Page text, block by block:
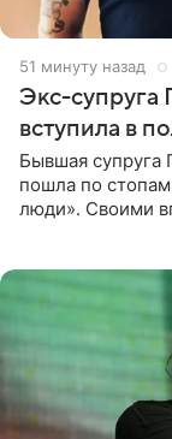
51 минуту назад
Экс-супруга
вступила в
Бывшая супруга
пошла по
люди». Своими